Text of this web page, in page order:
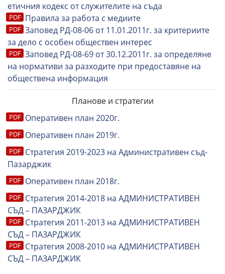
етичния кодекс от служителите на съда
Правила за работа с медиите
Заповед РД-08-06 от 11.01.2011г. за критериите
за дело с особен обществен интерес
Заповед РД-08-69 от 30.12.2011г. за определяне
на нормативи за разходите при предоставяне на
обществена информaция
Планове и стратегии
Оперативен план 2020г.
Оперативен план 2019г.
Стратегия 2019-2023 на Административен съд-
Пазарджик
Оперативен план 2018г.
Стратегия 2014-2018 на АДМИНИСТРАТИВЕН
СЪД – ПАЗАРДЖИК
Стратегия 2011-2013 на АДМИНИСТРАТИВЕН
СЪД – ПАЗАРДЖИК
Стратегия 2008-2010 на АДМИНИСТРАТИВЕН
СЪД – ПАЗАРДЖИК